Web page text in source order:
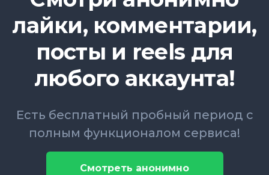
лайки, комментарии,
посты и reels для
любого аккаунта!
Есть бесплатный пробный период с
полным функционалом сервиса!
Смотреть анонимно